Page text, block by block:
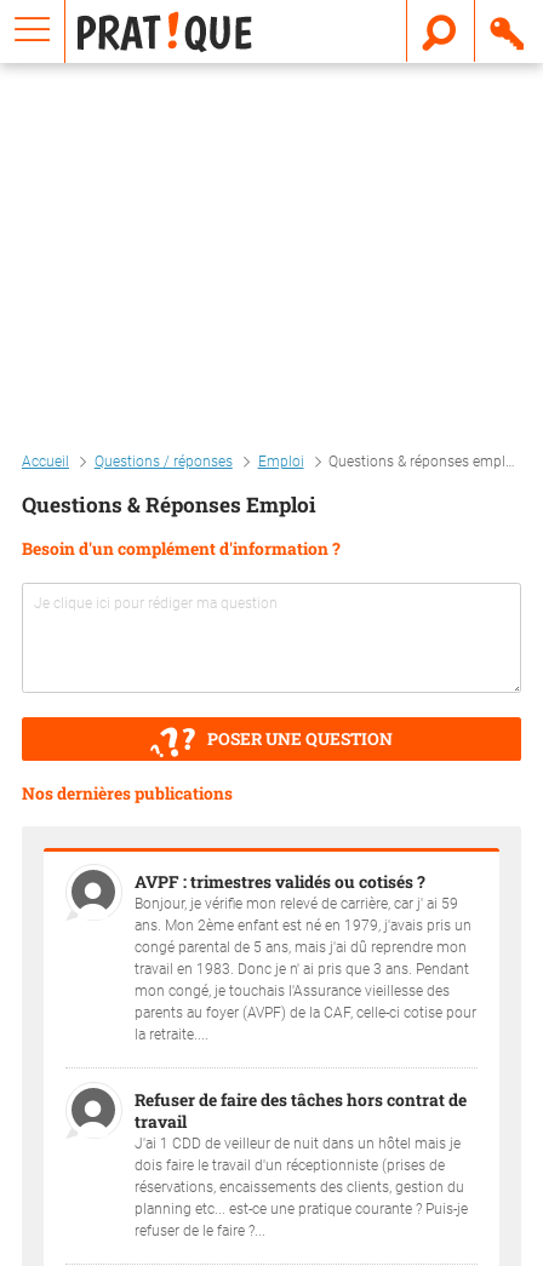
Accueil Questions / réponses Emploi Questions & réponses emploi
Questions & Réponses Emploi
Besoin d'un complément d'information ?
POSER UNE QUESTION
Nos dernières publications
AVPF : trimestres validés ou cotisés ?
Bonjour, je vérifie mon relevé de carrière, car j' ai 59
ans. Mon 2ème enfant est né en 1979, j'avais pris un
congé parental de 5 ans, mais j'ai dû reprendre mon
travail en 1983. Donc je n' ai pris que 3 ans. Pendant
mon congé, je touchais l'Assurance vieillesse des
parents au foyer (AVPF) de la CAF, celle-ci cotise pour
la retraite....
Refuser de faire des tâches hors contrat de
travail
J'ai 1 CDD de veilleur de nuit dans un hôtel mais je
dois faire le travail d'un réceptionniste (prises de
réservations, encaissements des clients, gestion du
planning etc... est-ce une pratique courante ? Puis-je
refuser de le faire ?...
E
m
a